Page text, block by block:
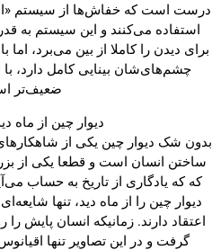
درست است که خفاش‌ها از سیستم
استفاده می‌کنند و این سیستم به
برای دیدن را کاملا از بین می‌برد، اما
چشم‌های‌شان بینایی کامل دارد، با
ضعیف‌تر
دیوار چین از ماه
بدون شک دیوار چین یکی از
ساختن انسان است و قطعا یکی از
که که یادگاری از تاریخ به حساب
دیوار چین را از ماه دید، تنها
اعتقاد دارند. زمانیکه انسان پایش
گرفت و در این تصاویر تنها